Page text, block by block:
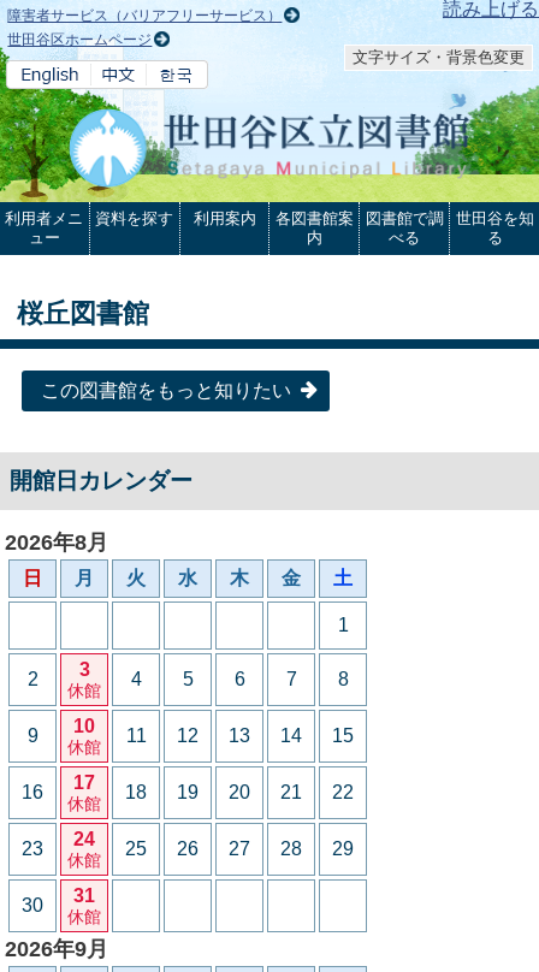
本文へ 読み上げる
障害者サービス（バリアフリーサービス）
世田谷区ホームページ
文字サイズ・背景色変更
利用者メニ
ュー
資料を探す 利用案内
各図書館案
内
図書館で調
べる
世田谷を知
る
桜丘図書館
この図書館をもっと知りたい
開館日カレンダー
2026年8月
日 月 火 水 木 金 土
1
2 3
休館
4 5 6 7 8
9 10
休館
11 12 13 14 15
16 17
休館
18 19 20 21 22
23 24
休館
25 26 27 28 29
30 31
休館
2026年9月